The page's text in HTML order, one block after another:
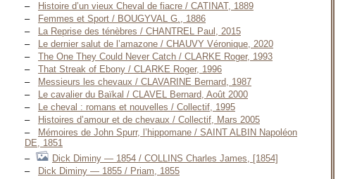
Histoire d’un vieux Cheval de fiacre / CATINAT, 1889
Femmes et Sport / BOUGYVAL G., 1886
La Reprise des ténèbres / CHANTREL Paul, 2015
Le dernier salut de l’amazone / CHAUVY Véronique, 2020
The One They Could Never Catch / CLARKE Roger, 1993
That Streak of Ebony / CLARKE Roger, 1996
Messieurs les chevaux / CLAVARINE Bernard, 1987
Le cavalier du Baïkal / CLAVEL Bernard, Août 2000
Le cheval : romans et nouvelles / Collectif, 1995
Histoires d’amour et de chevaux / Collectif, Mars 2005
Mémoires de John Spurr, l’hippomane / SAINT ALBIN Napoléon
DE, 1851
Dick Diminy — 1854 / COLLINS Charles James, [1854]
Dick Diminy — 1855 / Priam, 1855